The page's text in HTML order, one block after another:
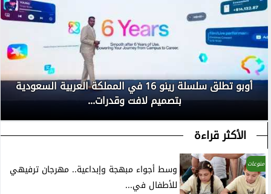
أوبو تطلق سلسلة رينو 16 في المملكة العربية السعودية
بتصميم لافت وقدرات...
الأكثر قراءة
منوعات
وسط أجواء مبهجة وإبداعية.. مهرجان ترفيهي
للأطفال في...